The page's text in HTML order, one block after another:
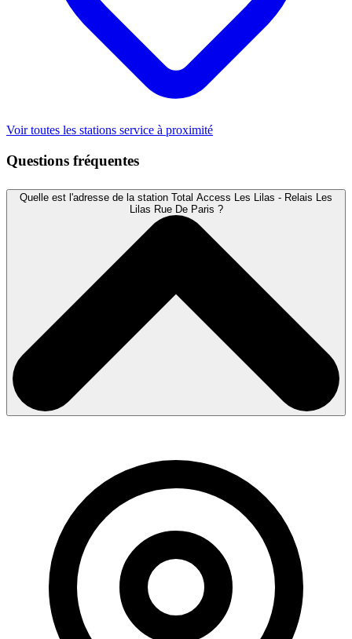
Voir toutes les stations service à proximité
Questions fréquentes
Quelle est l'adresse de la station Total Access Les Lilas - Relais Les
Lilas Rue De Paris ?